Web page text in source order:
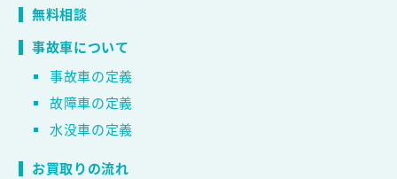
無料相談
事故車について
事故車の定義
故障車の定義
水没車の定義
お買取りの流れ